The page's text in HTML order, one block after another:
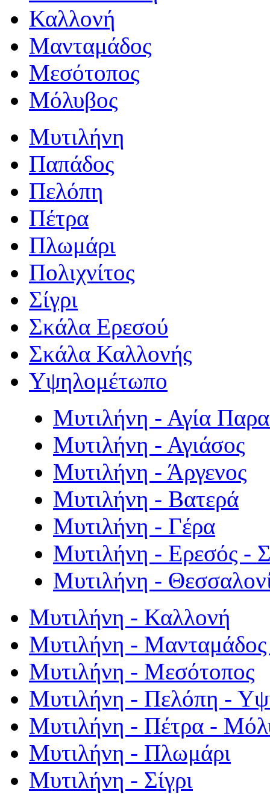
Καλλονή
Μανταμάδος
Μεσότοπος
Μόλυβος
Μυτιλήνη
Παπάδος
Πελόπη
Πέτρα
Πλωμάρι
Πολιχνίτος
Σίγρι
Σκάλα Ερεσού
Σκάλα Καλλονής
Υψηλομέτωπο
Μυτιλήνη - Αγία
Μυτιλήνη - Αγιάσος
Μυτιλήνη - Άργενος
Μυτιλήνη - Βατερά
Μυτιλήνη - Γέρα
Μυτιλήνη - Ερεσός -
Μυτιλήνη -
Μυτιλήνη - Καλλονή
Μυτιλήνη - Μανταμάδος
Μυτιλήνη - Μεσότοπος
Μυτιλήνη - Πελόπη -
Μυτιλήνη - Πέτρα -
Μυτιλήνη - Πλωμάρι
Μυτιλήνη - Σίγρι